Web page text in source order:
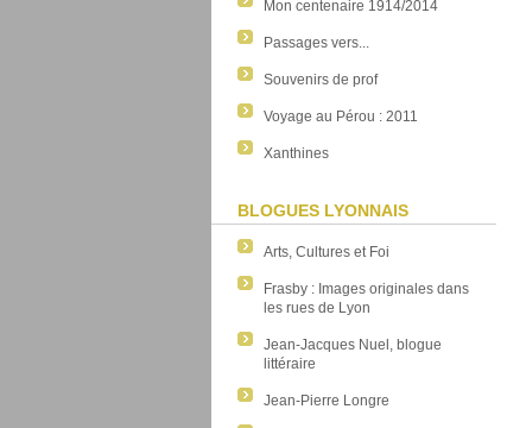
Mon centenaire 1914/2014
Passages vers...
Souvenirs de prof
Voyage au Pérou : 2011
Xanthines
BLOGUES LYONNAIS
Arts, Cultures et Foi
Frasby : Images originales dans
les rues de Lyon
Jean-Jacques Nuel, blogue
littéraire
Jean-Pierre Longre